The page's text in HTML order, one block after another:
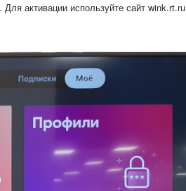
активации используйте сайт wink.rt.ru